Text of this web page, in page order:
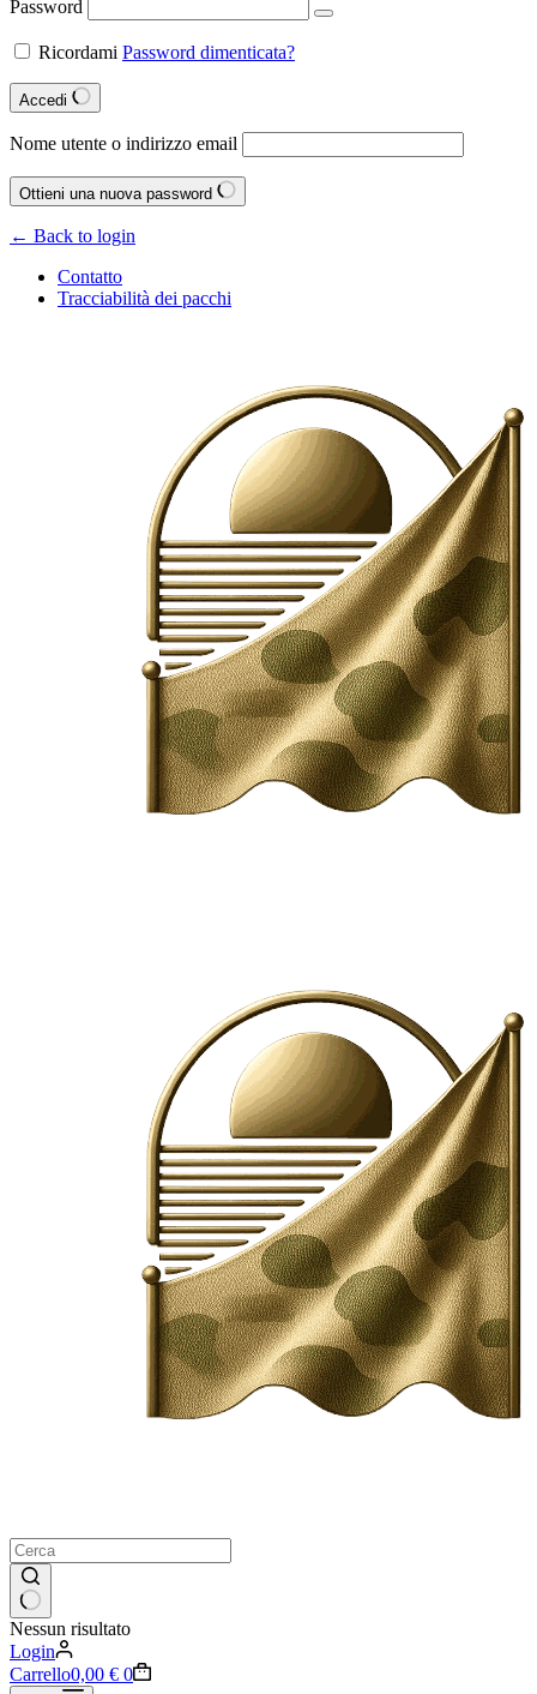
Password
Ricordami Password dimenticata?
Accedi
Nome utente o indirizzo email
Ottieni una nuova password
← Back to login
Contatto
Tracciabilità dei pacchi
Nessun risultato
Login
Carrello0,00 € 0